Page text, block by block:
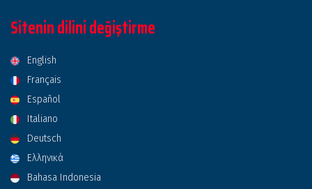
Sitenin dilini değiştirme
English
Français
Español
Italiano
Deutsch
Ελληνικά
Bahasa Indonesia